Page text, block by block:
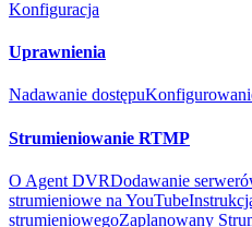
Konfiguracja
Uprawnienia
Nadawanie dostępu
Strumieniowanie RTMP
O Agent DVRDodawanie
strumieniowe na YouTube
strumieniowegoZaplanowany